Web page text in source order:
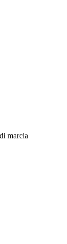
marcia